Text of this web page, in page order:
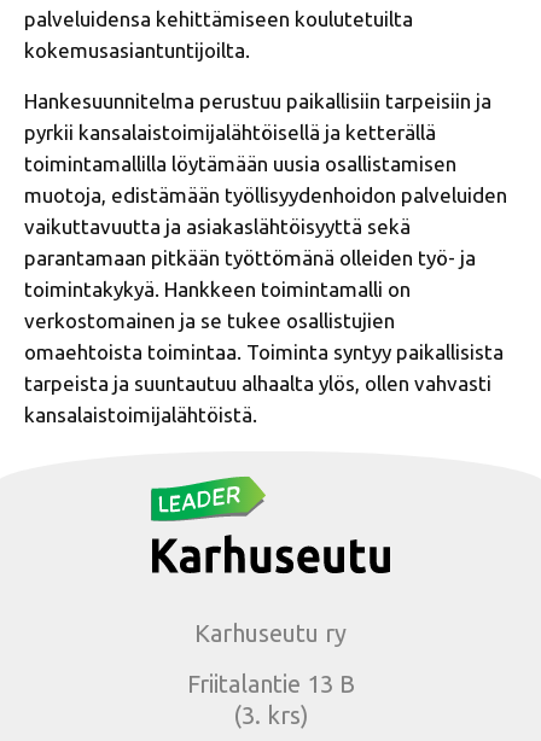
palveluidensa kehittämiseen koulutetuilta
kokemusasiantuntijoilta.
Hankesuunnitelma perustuu paikallisiin tarpeisiin ja
pyrkii kansalaistoimijalähtöisellä ja ketterällä
toimintamallilla löytämään uusia osallistamisen
muotoja, edistämään työllisyydenhoidon palveluiden
vaikuttavuutta ja asiakaslähtöisyyttä sekä
parantamaan pitkään työttömänä olleiden työ- ja
toimintakykyä. Hankkeen toimintamalli on
verkostomainen ja se tukee osallistujien
omaehtoista toimintaa. Toiminta syntyy paikallisista
tarpeista ja suuntautuu alhaalta ylös, ollen vahvasti
kansalaistoimijalähtöistä.
Karhuseutu ry
Friitalantie 13 B
(3. krs)